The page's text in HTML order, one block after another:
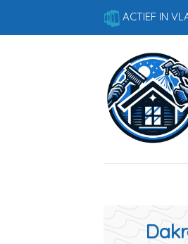
ACTIEF IN